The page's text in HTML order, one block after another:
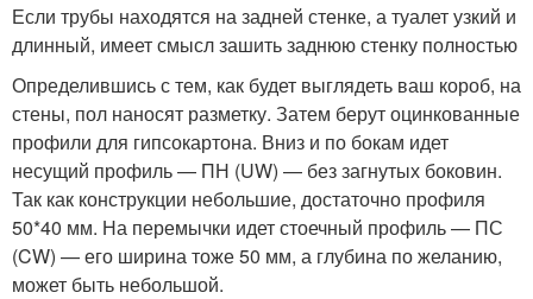
Если трубы находятся на задней стенке, а туалет узкий и
длинный, имеет смысл зашить заднюю стенку полностью
Определившись с тем, как будет выглядеть ваш короб, на
стены, пол наносят разметку. Затем берут оцинкованные
профили для гипсокартона. Вниз и по бокам идет
несущий профиль — ПН (UW) — без загнутых боковин.
Так как конструкции небольшие, достаточно профиля
50*40 мм. На перемычки идет стоечный профиль — ПС
(CW) — его ширина тоже 50 мм, а глубина по желанию,
может быть небольшой.